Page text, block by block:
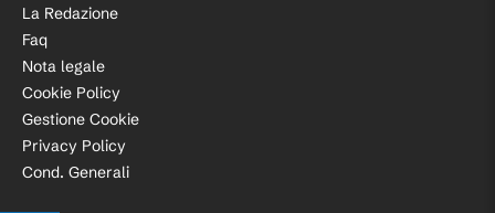
La Redazione
Faq
Nota legale
Cookie Policy
Gestione Cookie
Privacy Policy
Cond. Generali